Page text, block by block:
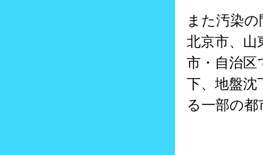
また汚染
北京市、山
市・自治区
下、地盤沈
る一部の